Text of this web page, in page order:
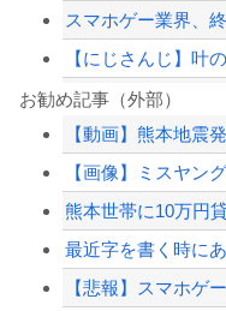
お勧め記事（外部）
【動画】熊本地震
熊本世帯に10万円